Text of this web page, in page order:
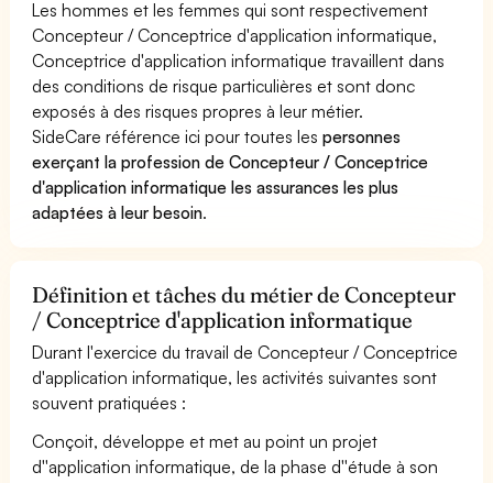
Les hommes et les femmes qui sont respectivement
Concepteur / Conceptrice d'application informatique,
Conceptrice d'application informatique travaillent dans
des conditions de risque particulières et sont donc
exposés à des risques propres à leur métier.
SideCare référence ici pour toutes lespersonnes
exerçant la profession de Concepteur / Conceptrice
d'application informatique les assurances les plus
adaptées à leur besoin.
Définition et tâches du métier de Concepteur
/ Conceptrice d'application informatique
Durant l'exercice du travail de Concepteur / Conceptrice
d'application informatique, les activités suivantes sont
souvent pratiquées :
Conçoit, développe et met au point un projet
d''application informatique, de la phase d''étude à son